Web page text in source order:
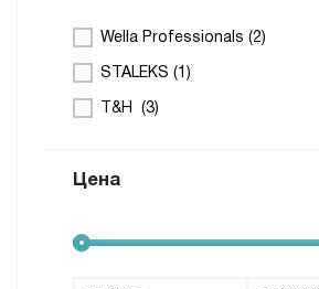
Wella Professionals (2)
STALEKS ( 1 )
T&H (3)
Цена